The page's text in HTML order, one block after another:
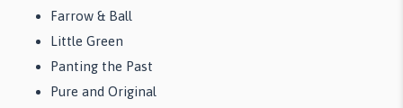
Farrow & Ball
Little Green
Panting the Past
Pure and Original